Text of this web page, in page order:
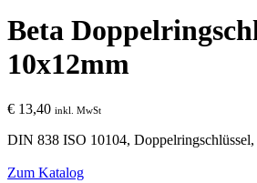
Beta
10x12mm
€ 13,40 inkl. MwSt
DIN 838 ISO 10104,
Zum Katalog